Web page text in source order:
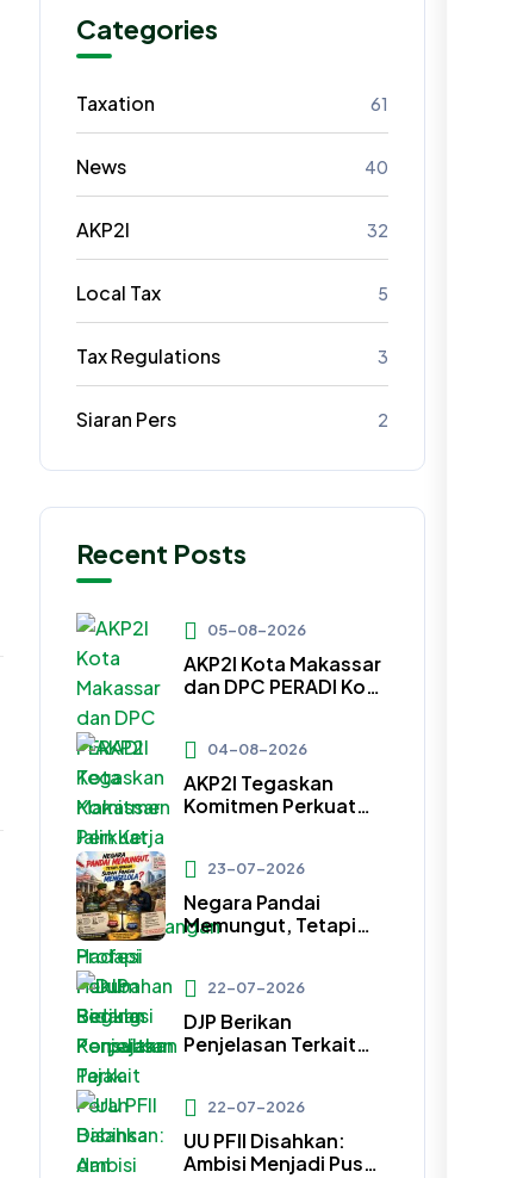
Categories
Taxation 61
News 40
AKP2I 32
Local Tax 5
Tax Regulations 3
Siaran Pers 2
Recent Posts
05-08-2026
AKP2I Kota Makassar
dan DPC PERADI Kota
Pengembangan
Profesi Hukum
Bidang Perpajakan
04-08-2026
AKP2I Tegaskan
Komitmen Perkuat
Perubahan Regulasi
Konsultan Pajak
23-07-2026
Negara Pandai
Memungut, Tetapi
22-07-2026
DJP Berikan
Penjelasan Terkait
22-07-2026
UU PFII Disahkan:
Ambisi Menjadi Pusat